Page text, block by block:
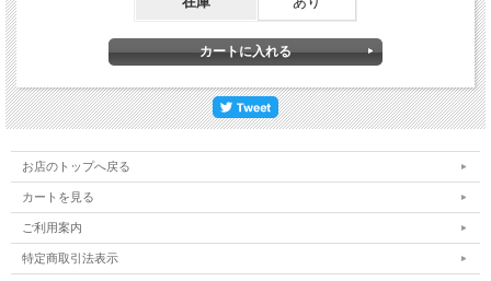
お店のトップへ戻る
カートを見る
ご利用案内
特定商取引法表示